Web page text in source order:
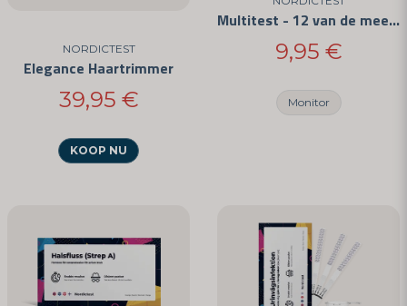
NORDICTEST
Elegance Haartrimmer
39,95 €
KOOP NU
Multitest - 12 van de meest voorkomende drugs
9,95 €
Monitor